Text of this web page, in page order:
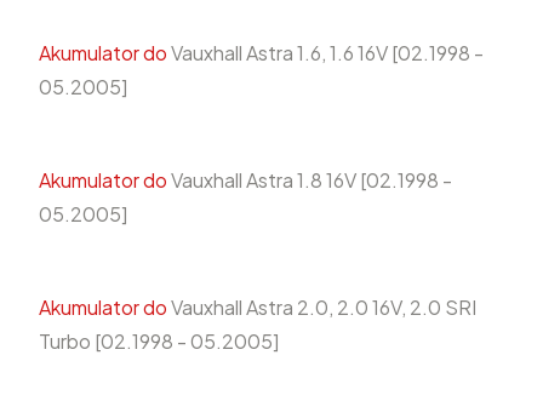
Akumulator doVauxhall Astra 1.6, 1.6 16V [02.1998 -
05.2005]
Akumulator doVauxhall Astra 1.8 16V [02.1998 -
05.2005]
Akumulator doVauxhall Astra 2.0, 2.0 16V, 2.0 SRI
Turbo [02.1998 - 05.2005]